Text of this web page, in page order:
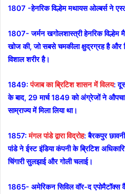
1807 -हेनरिक विल्हेम मथायस ओल्बर्स ने
1807- जर्मन खगोलशास्त्री हेनरिक
खोज की, जो सबसे चमकीला क्षुद्रग्रह है और
विशाल शरीर है।
1849: पंजाब का ब्रिटिश शासन में विलय:
के बाद, 29 मार्च 1849 को अंग्रेजों ने
साम्राज्य में मिला लिया था।
1857: मंगल पांडे द्वारा विद्रोह: बैरकपुर
पांडे ने ईस्ट इंडिया कंपनी के ब्रिटिश
चिंगारी सुलझाई और गोली चलाई।
1865- अमेरिकन सिविल वॉर-द